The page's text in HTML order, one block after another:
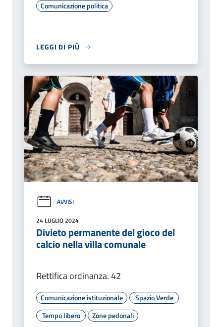
Comunicazione politica
LEGGI DI PIÙ
AVVISI
24 LUGLIO 2024
Divieto permanente del gioco del
calcio nella villa comunale
Rettifica ordinanza. 42
Comunicazione istituzionale
Spazio Verde
Tempo libero
Zone pedonali